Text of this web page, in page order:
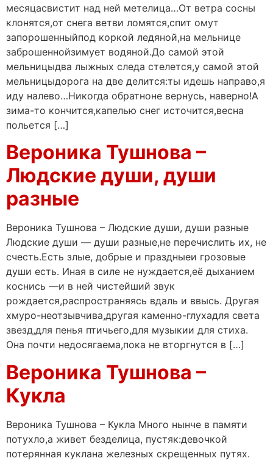
месяцасвистит над ней метелица…От ветра сосны
клонятся,от снега ветви ломятся,спит омут
запорошенныйпод коркой ледяной,на мельнице
заброшеннойзимует водяной.До самой этой
мельницыдва лыжных следа стелется,у самой этой
мельницыдорога на две делится:ты идешь направо,я
иду налево…Никогда обратноне вернусь, наверно!А
зима-то кончится,капелью снег источится,весна
польется […]
Вероника Тушнова –
Людские души, души
разные
Вероника Тушнова – Людские души, души разные
Людские души — души разные,не перечислить их, не
счесть.Есть злые, добрые и праздныеи грозовые
души есть. Иная в силе не нуждается,её дыханием
коснись —и в ней чистейший звук
рождается,распространяясь вдаль и ввысь. Другая
хмуро-неотзывчива,другая каменно-глухадля света
звезд,для пенья птичьего,для музыкии для стиха.
Она почти недосягаема,пока не вторгнутся в […]
Вероника Тушнова –
Кукла
Вероника Тушнова – Кукла Много нынче в памяти
потухло,а живет безделица, пустяк:девочкой
потерянная куклана железных скрещенных путях.